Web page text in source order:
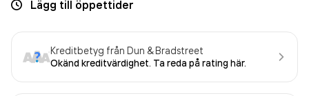
Lägg till öppettider
Kreditbetyg från Dun & Bradstreet
Okänd kreditvärdighet. Ta reda på rating här.